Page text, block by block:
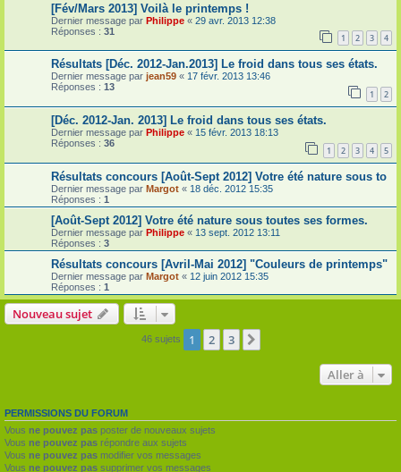
[Fév/Mars 2013] Voilà le printemps !
Dernier message par Philippe « 29 avr. 2013 12:38
Réponses : 31
1 2 3 4
Résultats [Déc. 2012-Jan.2013] Le froid dans tous ses états.
Dernier message par jean59 « 17 févr. 2013 13:46
Réponses : 13
1 2
[Déc. 2012-Jan. 2013] Le froid dans tous ses états.
Dernier message par Philippe « 15 févr. 2013 18:13
Réponses : 36
1 2 3 4 5
Résultats concours [Août-Sept 2012] Votre été nature sous to
Dernier message par Margot « 18 déc. 2012 15:35
Réponses : 1
[Août-Sept 2012] Votre été nature sous toutes ses formes.
Dernier message par Philippe « 13 sept. 2012 13:11
Réponses : 3
Résultats concours [Avril-Mai 2012] "Couleurs de printemps"
Dernier message par Margot « 12 juin 2012 15:35
Réponses : 1
Nouveau sujet
46 sujets 1 2 3
Aller à
PERMISSIONS DU FORUM
Vous ne pouvez pas poster de nouveaux sujets
Vous ne pouvez pas répondre aux sujets
Vous ne pouvez pas modifier vos messages
Vous ne pouvez pas supprimer vos messages